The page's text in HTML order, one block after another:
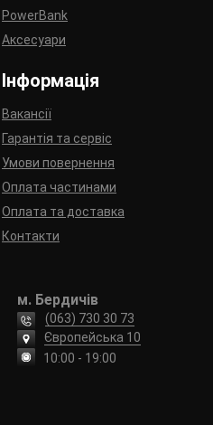
PowerBank
Аксесуари
Інформація
Вакансії
Гарантія та сервіс
Умови повернення
Оплата та доставка
Оплата частинами
Контакти
м. Бердичів
Європейська 10
10:00 - 19:00
(063) 730 30 73